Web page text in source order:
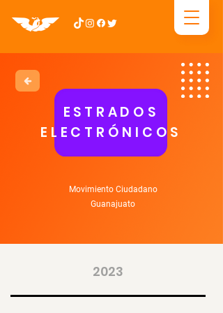
ESTRADOS
ELECTRÓNICOS
Movimiento Ciudadano
Guanajuato
2023